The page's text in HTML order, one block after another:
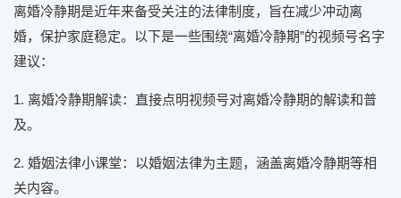
离婚冷静期是近年来备受关注的法律制度，旨在减少冲动离
婚，保护家庭稳定。以下是一些围绕“离婚冷静期”的视频号名字
建议：
1. 离婚冷静期解读：直接点明视频号对离婚冷静期的解读和普
及。
2. 婚姻法律小课堂：以婚姻法律为主题，涵盖离婚冷静期等相
关内容。